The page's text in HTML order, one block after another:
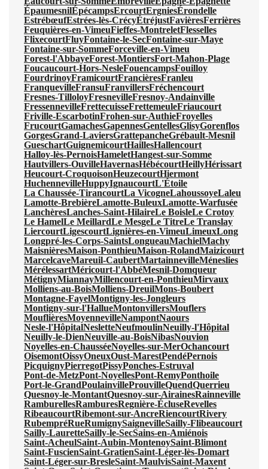
ÉpaumesnilÉpécampsErcourtErgniesÉrondelle
EstrébœufEstrées-lès-CrécyÉtréjustFavièresFerrières
Feuquières-en-VimeuFieffes-MontreletFlesselles
FlixecourtFluyFontaine-le-SecFontaine-sur-Maye
Fontaine-sur-SommeForceville-en-Vimeu
Forest-l'AbbayeForest-MontiersFort-Mahon-Plage
Foucaucourt-Hors-NesleFouencampsFouilloy
FourdrinoyFramicourtFrancièresFranleu
FranquevilleFransuFranvillersFréchencourt
Fresnes-TilloloyFresnevilleFresnoy-Andainville
FressennevilleFrettecuisseFrettemeuleFriaucourt
Friville-EscarbotinFrohen-sur-AuthieFroyelles
FrucourtGamachesGapennesGentellesGlisyGorenflos
GorgesGrand-LaviersGrattepancheGrébault-Mesnil
GueschartGuignemicourtHaillesHallencourt
Halloy-lès-PernoisHameletHangest-sur-Somme
Hautvillers-OuvilleHavernasHébécourtHeillyHérissart
Heucourt-CroquoisonHeuzecourtHiermont
HuchennevilleHuppyIgnaucourtL'Étoile
La Chaussée-TirancourtLa VicogneLahoussoyeLaleu
Lamotte-BrebièreLamotte-BuleuxLamotte-Warfusée
LanchèresLanches-Saint-HilaireLe BoisleLe Crotoy
Le HamelLe MeillardLe MesgeLe TitreLe Translay
LiercourtLigescourtLignières-en-VimeuLimeuxLong
Longpré-les-Corps-SaintsLongueauMachielMachy
MaisnièresMaison-PonthieuMaison-RolandMaizicourt
MarcelcaveMareuil-CaubertMartainnevilleMéneslies
MérélessartMéricourt-l'AbbéMesnil-Domqueur
MétignyMiannayMillencourt-en-PonthieuMirvaux
Molliens-au-BoisMolliens-DreuilMons-Boubert
Montagne-FayelMontigny-les-Jongleurs
Montigny-sur-l'HallueMontonvillersMouflers
MouflièresMoyennevilleNampontNaours
Nesle-l'HôpitalNesletteNeufmoulinNeuilly-l'Hôpital
Neuilly-le-DienNeuville-au-BoisNibasNouvion
Noyelles-en-ChausséeNoyelles-sur-MerOchancourt
OisemontOissyOneuxOust-MarestPendéPernois
PicquignyPierregotPissyPonches-Estruval
Pont-de-MetzPont-NoyellesPont-RemyPonthoile
Port-le-GrandPoulainvilleProuvilleQuendQuerrieu
Quesnoy-le-MontantQuesnoy-sur-AirainesRainneville
RamburellesRamburesRegnière-ÉcluseRevelles
RibeaucourtRibemont-sur-AncreRiencourtRivery
RubempréRueRumignySaignevilleSailly-Flibeaucourt
Sailly-LauretteSailly-le-SecSains-en-Amiénois
Saint-AcheulSaint-Aubin-MontenoySaint-Blimont
Saint-FuscienSaint-GratienSaint-Léger-lès-Domart
Saint-Léger-sur-BresleSaint-MaulvisSaint-Maxent